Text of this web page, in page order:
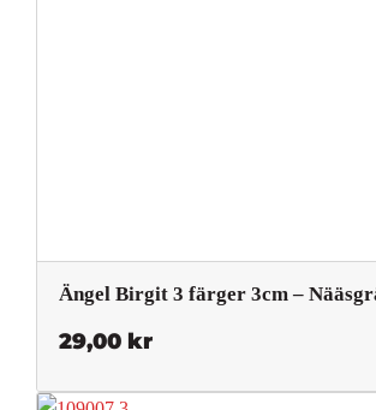
Ängel Birgit 3 färger 3cm –
29,00 kr